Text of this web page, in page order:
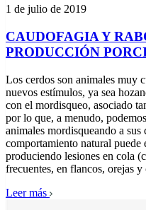
1 de julio de 2019
CAUDOFAGIA Y
PRODUCCIÓN
Los cerdos son animales muy
nuevos estímulos, ya sea
con el mordisqueo, asociado
por lo que, a menudo,
animales mordisqueando a
comportamiento natural
produciendo lesiones en cola
frecuentes, en flancos, orejas y
Leer más